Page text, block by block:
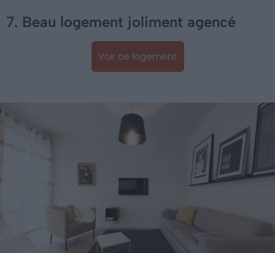
7. Beau logement joliment agencé
Voir ce logement